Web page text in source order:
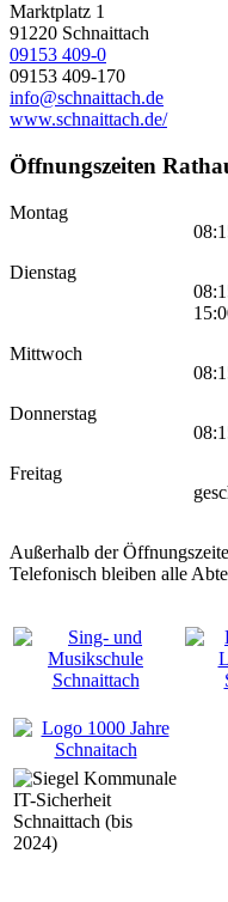
Marktplatz 1
91220 Schnaittach
09153 409-0
09153 409-170
info@schnaittach.de
www.schnaittach.de/
Öffnungszeiten
Montag
Dienstag
Mittwoch
Donnerstag
Freitag
Außerhalb der
Telefonisch bleiben alle